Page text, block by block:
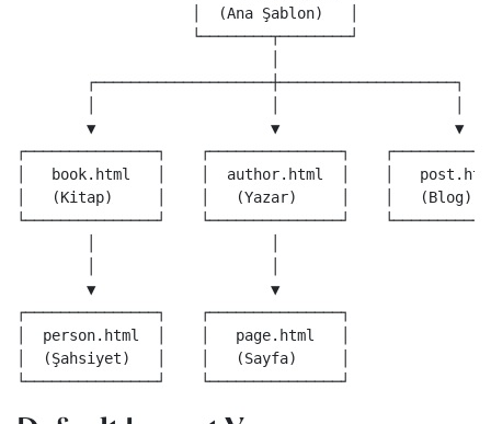
                    │  (Ana Şablon)   │
                    └────────┬────────┘
        ┌────────────────────┼────────────────────┐
        ▼                    ▼                    ▼
┌───────────────┐    ┌───────────────┐
│   book.html   │    │  author.html  │    │
│   (Kitap)     │    │   (Yazar)     │    │   (Blog)
└───────────────┘    └───────────────┘
        ▼                    ▼
┌───────────────┐    ┌───────────────┐
│  person.html  │    │   page.html   │
│  (Şahsiyet)   │    │   (Sayfa)     │